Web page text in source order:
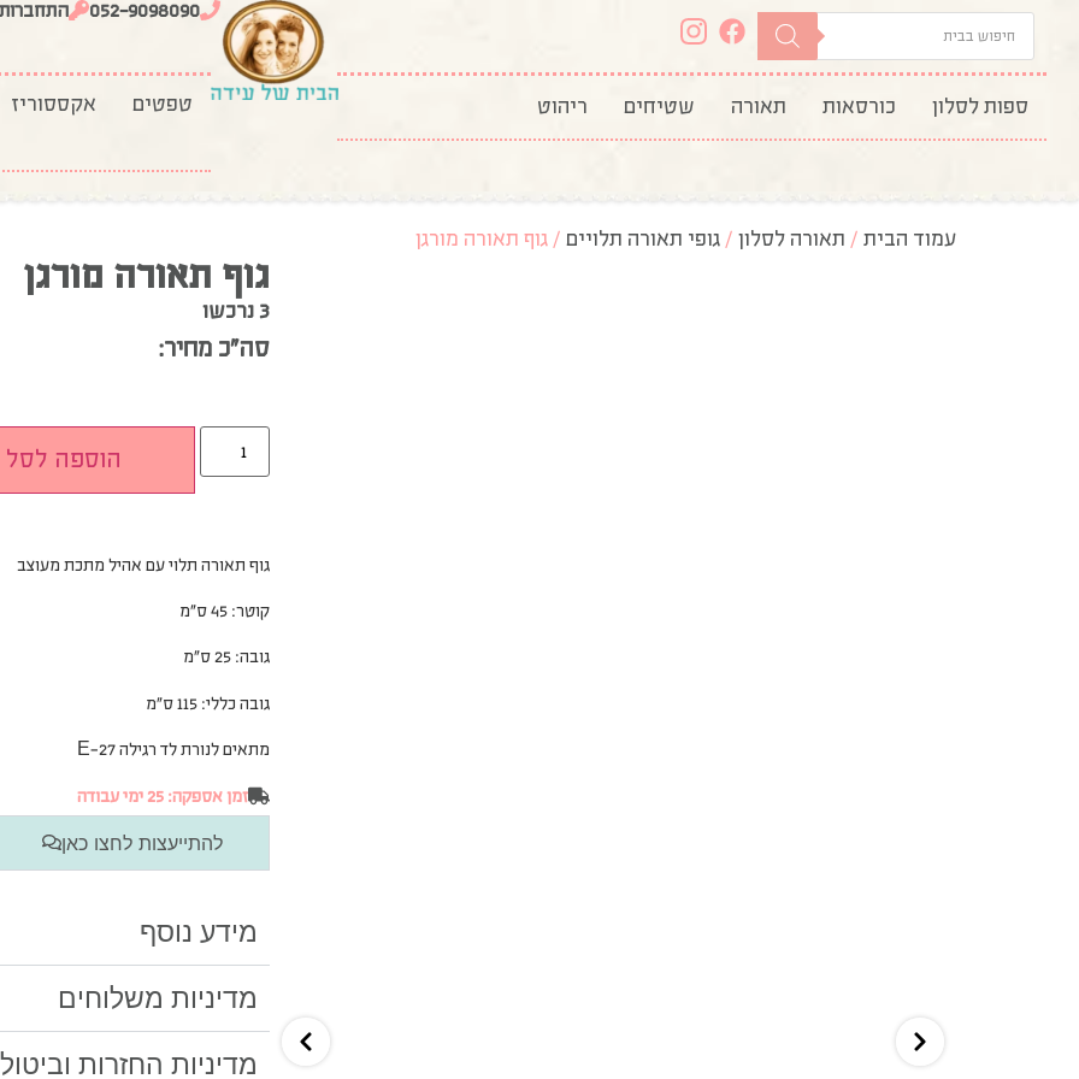
ספות לסלון כורסאות תאורה שטיחים ריהוט
052-9098090 התחברות
טפטים אקססוריז
עמוד הבית / תאורה לסלון / גופי תאורה תלויים / גוף תאורה מורגן
גוף תאורה מורגן
3 נרכשו
סה”כ מחיר:
הוספה לסל
גוף תאורה תלוי עם אהיל מתכת מעוצב
קוטר: 45 ס”מ
גובה: 25 ס”מ
גובה כללי: 115 ס”מ
מתאים לנורת לד רגילה E-27
זמן אספקה: 25 ימי עבודה
להתייעצות לחצו כאן
מידע נוסף
מדיניות משלוחים
מדיניות החזרות